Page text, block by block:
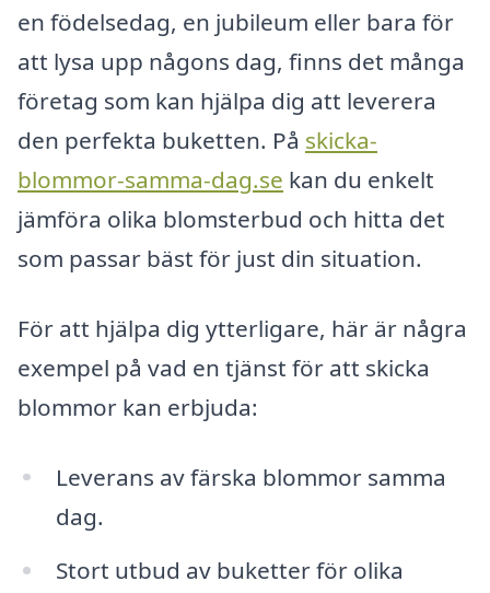
en födelsedag, en jubileum eller bara för
att lysa upp någons dag, finns det många
företag som kan hjälpa dig att leverera
den perfekta buketten. På skicka-
blommor-samma-dag.se kan du enkelt
jämföra olika blomsterbud och hitta det
som passar bäst för just din situation.
För att hjälpa dig ytterligare, här är några
exempel på vad en tjänst för att skicka
blommor kan erbjuda:
Leverans av färska blommor samma
dag.
Stort utbud av buketter för olika